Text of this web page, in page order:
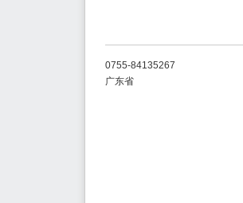
0755-84135267
广东省